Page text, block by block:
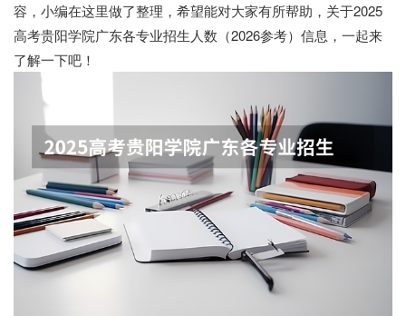
容，小编在这里做了整理，希望能对大家有所帮助，关于2025
高考贵阳学院广东各专业招生人数（2026参考）信息，一起来
了解一下吧！